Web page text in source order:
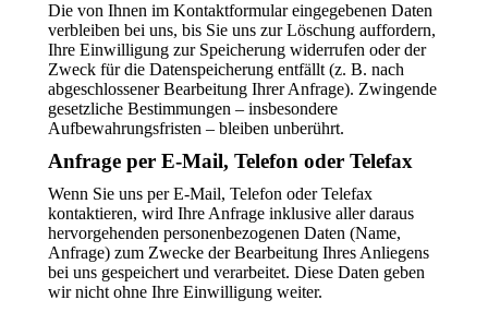
Die von Ihnen im Kontaktformular eingegebenen Daten
verbleiben bei uns, bis Sie uns zur Löschung auffordern,
Ihre Einwilligung zur Speicherung widerrufen oder der
Zweck für die Datenspeicherung entfällt (z. B. nach
abgeschlossener Bearbeitung Ihrer Anfrage). Zwingende
gesetzliche Bestimmungen – insbesondere
Aufbewahrungsfristen – bleiben unberührt.
Anfrage per E-Mail, Telefon oder Telefax
Wenn Sie uns per E-Mail, Telefon oder Telefax
kontaktieren, wird Ihre Anfrage inklusive aller daraus
hervorgehenden personenbezogenen Daten (Name,
Anfrage) zum Zwecke der Bearbeitung Ihres Anliegens
bei uns gespeichert und verarbeitet. Diese Daten geben
wir nicht ohne Ihre Einwilligung weiter.